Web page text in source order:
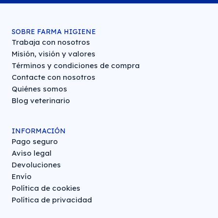
SOBRE FARMA HIGIENE
Trabaja con nosotros
Misión, visión y valores
Términos y condiciones de compra
Contacte con nosotros
Quiénes somos
Blog veterinario
INFORMACIÓN
Pago seguro
Aviso legal
Devoluciones
Envío
Política de cookies
Política de privacidad